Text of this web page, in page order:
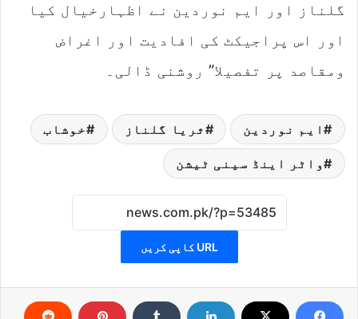
گلناز اور ایم نوردین نے اظہارخیال کیا
اور اس پراجیکٹ کی افادیت اور اغراض
ومقاصد پر تفصیلا” روشنی ڈالی۔
ایم نوردین ثریا گلناز خوشاب
واٹر اینڈ سینی ٹیشن
URL کاپی کریں